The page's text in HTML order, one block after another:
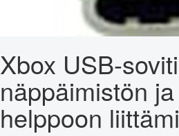
Xbox USB-
näppäimistön
helppoon